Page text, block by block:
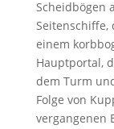
Scheidbögen
Seitenschiffe,
einem
Hauptportal,
dem Turm
Folge von
vergangenen